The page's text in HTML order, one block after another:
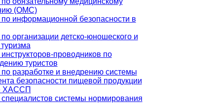
(ОМС)
информационной безопасности в
организации детско-юношеского и
проводников по
туристов
разработке и внедрению системы
безопасности пищевой продукции
ХАССП
системы нормирования